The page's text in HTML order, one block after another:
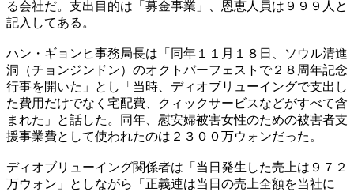
る会社だ。支出目的は「募金事業」、恩恵人員は９９９人と
記入してある。
ハン・ギョンヒ事務局長は「同年１１月１８日、ソウル清進
洞（チョンジンドン）のオクトバーフェストで２８周年記念
行事を開いた」とし「当時、ディオブリューイングで支出し
た費用だけでなく宅配費、クィックサービスなどがすべて含
まれた」と話した。同年、慰安婦被害女性のための被害者支
援事業費として使われたのは２３００万ウォンだった。
ディオブリューイング関係者は「当日発生した売上は９７２
万ウォン」としながら「正義連は当日の売上全額を当社に